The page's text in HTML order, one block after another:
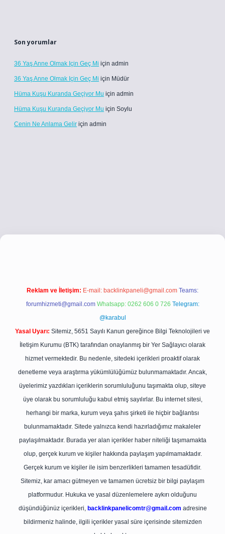
Son yorumlar
36 Yaş Anne Olmak Için Geç Mi için admin
36 Yaş Anne Olmak Için Geç Mi için Müdür
Hüma Kuşu Kuranda Geçiyor Mu için admin
Hüma Kuşu Kuranda Geçiyor Mu için Soylu
Cenin Ne Anlama Gelir için admin
betci girişbetci girişhiltonbet yeni giriş
Reklam ve İletişim: E-mail: backlinkpaneli@gmail.com Teams:
forumhizmeti@gmail.com Whatsapp: 0262 606 0 726 Telegram:
@karabul
Yasal Uyarı: Sitemiz, 5651 Sayılı Kanun gereğince Bilgi Teknolojileri ve
İletişim Kurumu (BTK) tarafından onaylanmış bir Yer Sağlayıcı olarak
hizmet vermektedir. Bu nedenle, sitedeki içerikleri proaktif olarak
denetleme veya araştırma yükümlülüğümüz bulunmamaktadır. Ancak,
üyelerimiz yazdıkları içeriklerin sorumluluğunu taşımakta olup, siteye
üye olarak bu sorumluluğu kabul etmiş sayılırlar. Bu internet sitesi,
herhangi bir marka, kurum veya şahıs şirketi ile hiçbir bağlantısı
bulunmamaktadır. Sitede yalnızca kendi hazırladığımız makaleler
paylaşılmaktadır. Burada yer alan içerikler haber niteliği taşımamakta
olup, gerçek kurum ve kişiler hakkında paylaşım yapılmamaktadır.
Gerçek kurum ve kişiler ile isim benzerlikleri tamamen tesadüfidir.
Sitemiz, kar amacı gütmeyen ve tamamen ücretsiz bir bilgi paylaşım
platformudur. Hukuka ve yasal düzenlemelere aykırı olduğunu
düşündüğünüz içerikleri, backlinkpanelicomtr@gmail.com adresine
bildirmeniz halinde, ilgili içerikler yasal süre içerisinde sitemizden